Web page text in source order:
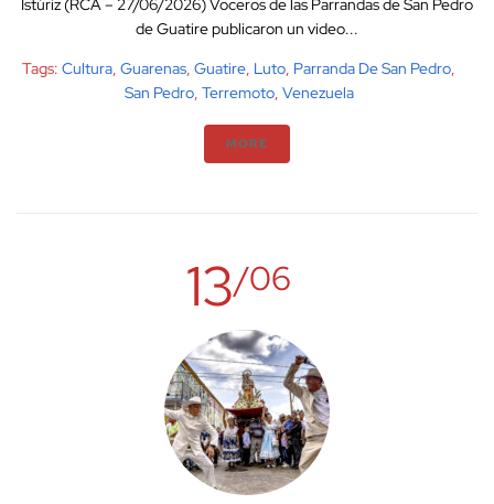
Istúriz (RCA – 27/06/2026) Voceros de las Parrandas de San Pedro
de Guatire publicaron un video...
Tags: Cultura, Guarenas, Guatire, Luto, Parranda De San Pedro,
San Pedro, Terremoto, Venezuela
MORE
13/06